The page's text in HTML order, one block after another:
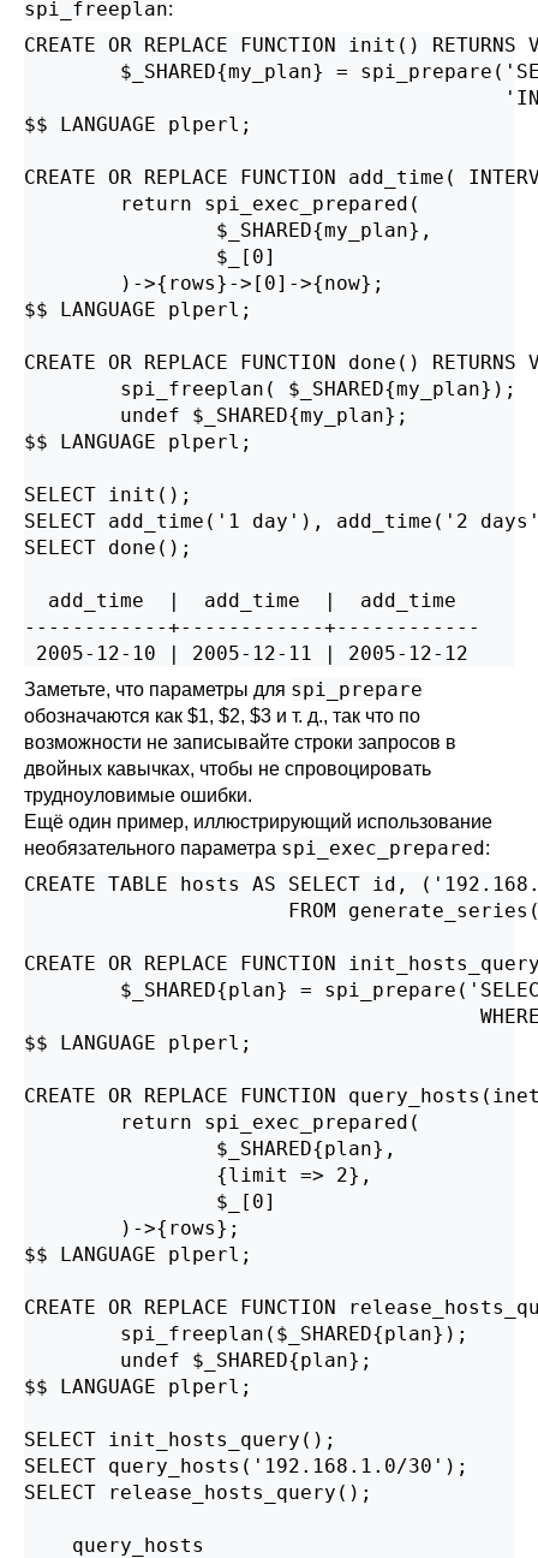
spi_freeplan:
CREATE OR REPLACE FUNCTION init() RETURNS
$_SHARED{my_plan} =
$$ LANGUAGE plperl;
CREATE OR REPLACE FUNCTION add_time(
        return spi_exec_prepared(
                $_SHARED{my_plan},
                $_[0]
        )->{rows}->[0]->{now};
$$ LANGUAGE plperl;
CREATE OR REPLACE FUNCTION done() RETURNS
        spi_freeplan( $_SHARED{my_plan});
        undef $_SHARED{my_plan};
$$ LANGUAGE plperl;
SELECT init();
SELECT add_time('1 day'), add_time('2
SELECT done();
  add_time  |  add_time  |  add_time
------------+------------+------------
2005-12-10 | 2005-12-11 | 2005-12-12
Заметьте, что параметры для spi_prepare
обозначаются как $1, $2, $3 и т. д., так что по
возможности не записывайте строки запросов в
двойных кавычках, чтобы не спровоцировать
трудноуловимые ошибки.
Ещё один пример, иллюстрирующий использование
необязательного параметра spi_exec_prepared:
CREATE TABLE hosts AS SELECT id,
FROM
CREATE OR REPLACE FUNCTION
$_SHARED{plan} =
$$ LANGUAGE plperl;
CREATE OR REPLACE FUNCTION
        return spi_exec_prepared(
                $_SHARED{plan},
                {limit => 2},
                $_[0]
        )->{rows};
$$ LANGUAGE plperl;
CREATE OR REPLACE FUNCTION
        spi_freeplan($_SHARED{plan});
        undef $_SHARED{plan};
$$ LANGUAGE plperl;
SELECT init_hosts_query();
SELECT query_hosts('192.168.1.0/30');
SELECT release_hosts_query();
    query_hosts